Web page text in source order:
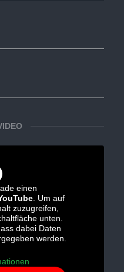
einen
. Um auf
zuzugreifen,
unten.
dabei Daten
werden.